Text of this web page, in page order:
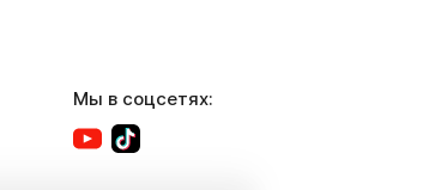
Мы в соцсетях: